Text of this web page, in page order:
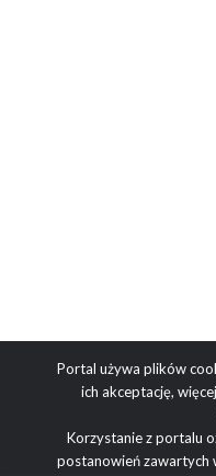
Portal używa plików
ich akceptację,
Korzystanie z portalu
postanowień zawartych